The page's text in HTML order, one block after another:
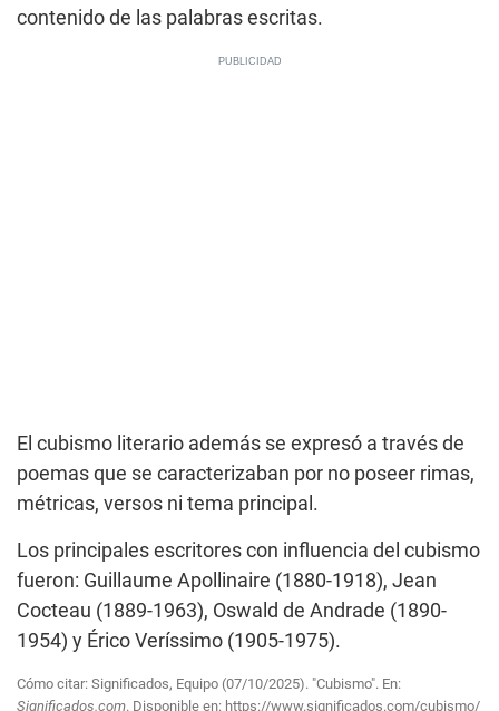
contenido de las palabras escritas.
El cubismo literario además se expresó a través de
poemas que se caracterizaban por no poseer rimas,
métricas, versos ni tema principal.
Los principales escritores con influencia del cubismo
fueron: Guillaume Apollinaire (1880-1918), Jean
Cocteau (1889-1963), Oswald de Andrade (1890-
1954) y Érico Veríssimo (1905-1975).
Cómo citar: Significados, Equipo (07/10/2025). "Cubismo". En:
Significados.com. Disponible en: https://www.significados.com/cubismo/